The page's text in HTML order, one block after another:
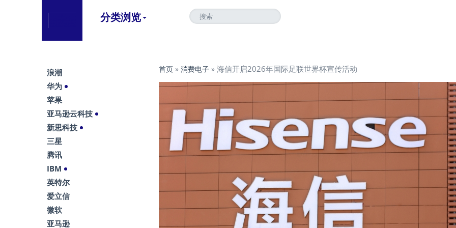
分类浏览
首页 » 消费电子 » 海信开启2026年国际足联世界杯宣传活动
浪潮
华为
苹果
亚马逊云科技
新思科技
三星
腾讯
IBM
英特尔
爱立信
微软
亚马逊